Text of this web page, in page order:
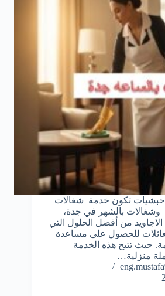
حبشيات تكون خدمة شغالات
وشغالات بالشهر في جدة،
من أفضل الحلول التي
للحصول على مساعدة
حيث تتيح هذه الخدمة
منزلية…